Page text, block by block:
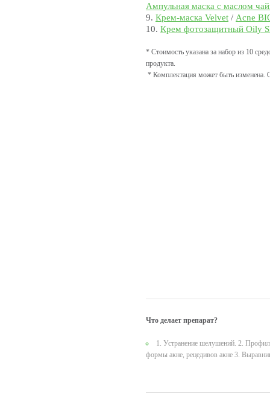
Ампульная маска с маслом
9. Крем-маска Velvet / Acne
10. Крем фотозащитный Оily
* Стоимость указана за набор из 10
продукта.
* Комплектация может быть изменена.
Что делает препарат?
1. Устранение шелушений. 2.
формы акне, рецедивов акне 3.